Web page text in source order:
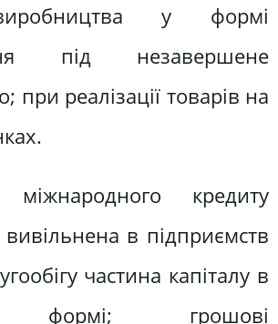
у формі
під незавершене
при реалізації товарів на
кредиту
в підприємств
частина капіталу в
формі; грошові